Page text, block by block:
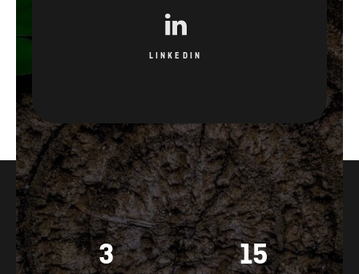
LINKEDIN
3 15